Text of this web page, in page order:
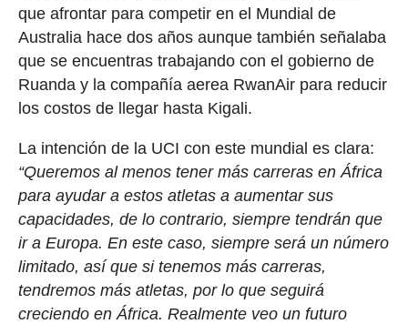
que afrontar para competir en el Mundial de
Australia hace dos años aunque también señalaba
que se encuentras trabajando con el gobierno de
Ruanda y la compañía aerea RwanAir para reducir
los costos de llegar hasta Kigali.
La intención de la UCI con este mundial es clara:
“Queremos al menos tener más carreras en África
para ayudar a estos atletas a aumentar sus
capacidades, de lo contrario, siempre tendrán que
ir a Europa. En este caso, siempre será un número
limitado, así que si tenemos más carreras,
tendremos más atletas, por lo que seguirá
creciendo en África. Realmente veo un futuro